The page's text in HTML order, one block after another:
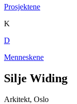
Prosjektene
K
D
Menneskene
Silje Widing
Arkitekt, Oslo